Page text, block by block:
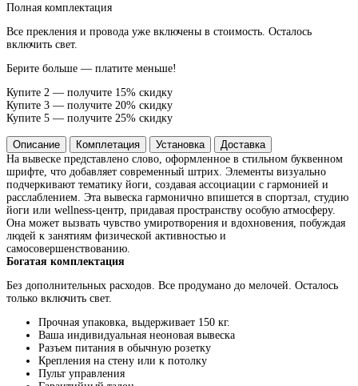
Полная комплектация
Все прекления и провода уже включены в стоимость. Осталось
включить свет.
Берите больше — платите меньше!
Купите 2 — получите 15% скидку
Купите 3 — получите 20% скидку
Купите 5 — получите 25% скидку
Описание Комплетация Установка
Доставка
На вывеске представлено слово, оформленное в стильном буквенном
шрифте, что добавляет современный штрих. Элементы визуально
подчеркивают тематику йоги, создавая ассоциации с гармонией и
расслаблением. Эта вывеска гармонично впишется в спортзал, студию
йоги или wellness-центр, придавая пространству особую атмосферу.
Она может вызвать чувство умиротворения и вдохновения, побуждая
людей к занятиям физической активностью и
самосовершенствованию.
Богатая комплектация
Без дополнительных расходов. Все продумано до мелочей. Осталось
только включить свет.
Прочная упаковка, выдерживает 150 кг.
Ваша индивидуальная неоновая вывеска
Разъем питания в обычную розетку
Крепления на стену или к потолку
Пульт управления